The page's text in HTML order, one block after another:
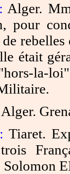
Alger.
pour
de
était
la-
Alger.
:Tiaret.